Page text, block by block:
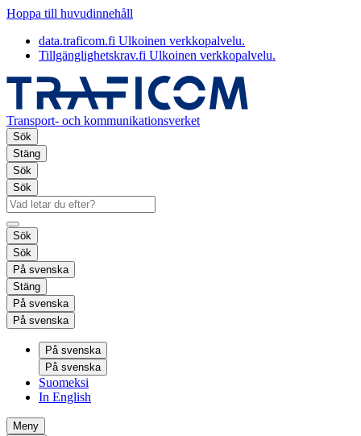
Hoppa till huvudinnehåll
data.traficom.fi Ulkoinen verkkopalvelu.
Tillgänglighetskrav.fi Ulkoinen verkkopalvelu.
Transport- och kommunikationsverket
Sök
Stäng
Sök
Sök
Sök
Sök
På svenska
Stäng
På svenska
På svenska
På svenska
På svenska
Suomeksi
In English
Meny